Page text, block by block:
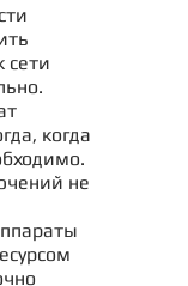
сети
когда
не